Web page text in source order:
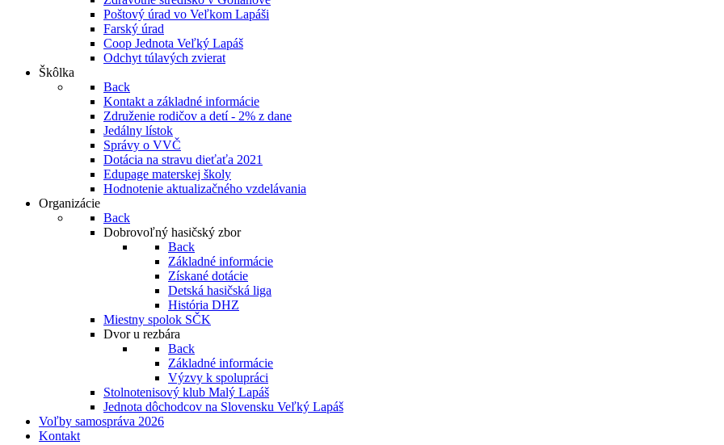
Poštový úrad vo Veľkom Lapáši
Farský úrad
Coop Jednota Veľký Lapáš
Odchyt túlavých zvierat
Škôlka
Back
Kontakt a základné informácie
Združenie rodičov a detí - 2% z dane
Jedálny lístok
Správy o VVČ
Dotácia na stravu dieťaťa 2021
Edupage materskej školy
Hodnotenie aktualizačného vzdelávania
Organizácie
Back
Dobrovoľný hasičský zbor
Back
Základné informácie
Získané dotácie
Detská hasičská liga
História DHZ
Miestny spolok SČK
Dvor u rezbára
Back
Základné informácie
Výzvy k spolupráci
Stolnotenisový klub Malý Lapáš
Jednota dôchodcov na Slovensku Veľký Lapáš
Voľby samospráva 2026
Kontakt